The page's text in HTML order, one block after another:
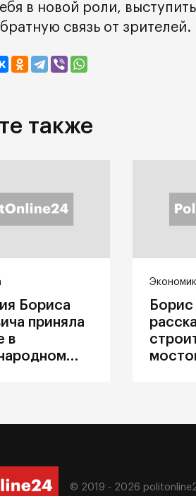
в новой роли,
связь от зрителей.
также
Бориса
приняла
в
© 2019 - 2026